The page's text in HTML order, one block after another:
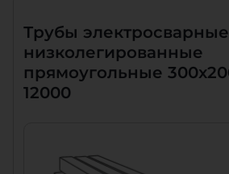
Трубы
низколегированные
прямоугольные
12000